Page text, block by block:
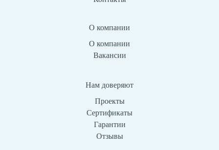
О компании
О компании
Вакансии
Нам доверяют
Проекты
Сертификаты
Гарантии
Отзывы